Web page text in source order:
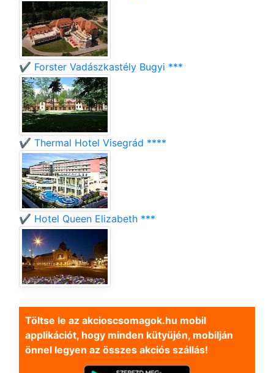
✔️ Forster Vadászkastély Bugyi ***
✔️ Thermal Hotel Visegrád ****
✔️ Hotel Queen Elizabeth ***
Töltse le az akcioscsomagok.hu mobil
applikációt, hogy minden kütyüjén, mobilján
önnel legyen az összes akciós szállás!